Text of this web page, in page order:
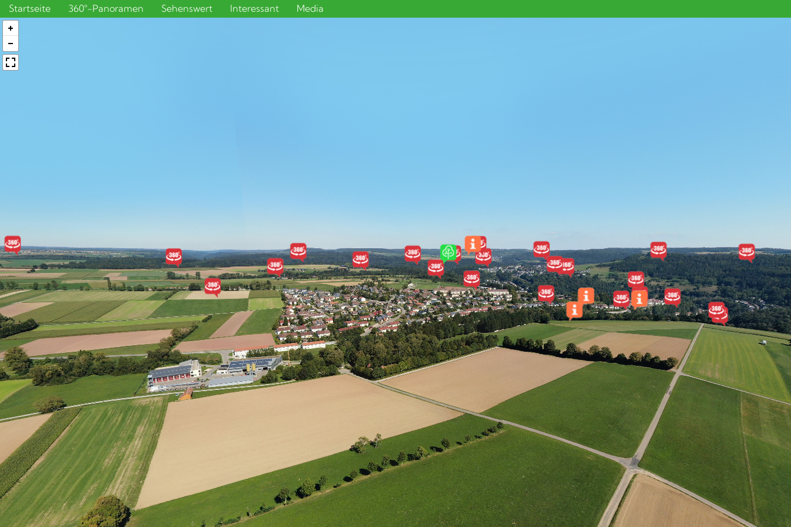
Startseite 360°-Panoramen Sehenswert Interessant Media